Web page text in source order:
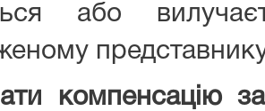
або
компенсацію